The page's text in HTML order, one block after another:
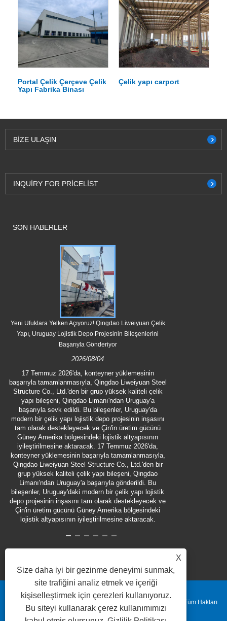
Portal Çelik Çerçeve Çelik
Yapı Fabrika Binası
Çelik yapı carport
BIZE ULAŞIN
INQUIRY FOR PRICELIST
SON HABERLER
Yeni Ufuklara Yelken Açıyoruz! Qingdao Liweiyuan Çelik
Yapı, Uruguay Lojistik Depo Projesinin Bileşenlerini
Başarıyla Gönderiyor
2026/08/04
17 Temmuz 2026'da, konteyner yüklemesinin
başarıyla tamamlanmasıyla, Qingdao Liweiyuan Steel
Structure Co., Ltd.'den bir grup yüksek kaliteli çelik
yapı bileşeni, Qingdao Limanı'ndan Uruguay'a
başarıyla sevk edildi. Bu bileşenler, Uruguay'da
modern bir çelik yapı lojistik depo projesinin inşasını
tam olarak destekleyecek ve Çin'in üretim gücünü
Güney Amerika bölgesindeki lojistik altyapısının
iyileştirilmesine aktaracak. 17 Temmuz 2026'da,
konteyner yüklemesinin başarıyla tamamlanmasıyla,
Qingdao Liweiyuan Steel Structure Co., Ltd.'den bir
grup yüksek kaliteli çelik yapı bileşeni, Qingdao
Limanı'ndan Uruguay'a başarıyla gönderildi. Bu
bileşenler, Uruguay'daki modern bir çelik yapı lojistik
depo projesinin inşasını tam olarak destekleyecek ve
Çin'in üretim gücünü Güney Amerika bölgesindeki
lojistik altyapısının iyileştirilmesine aktaracak.
Telif Hakkı © 2025 Qingdao Liweiyuan Heavy Industry Co., Ltd. Tüm Hakları
X
Size daha iyi bir gezinme deneyimi sunmak,
site trafiğini analiz etmek ve içeriği
kişiselleştirmek için çerezleri kullanıyoruz.
Bu siteyi kullanarak çerez kullanımımızı